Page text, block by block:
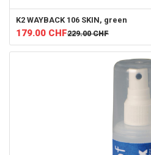
K2 WAYBACK 106 SKIN, green
179.00 CHF229.00 CHF